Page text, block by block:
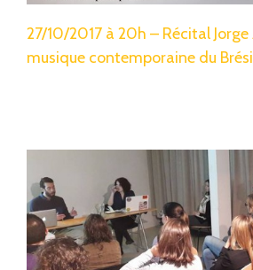
27/10/2017 à 20h – Récital Jorge
musique contemporaine du